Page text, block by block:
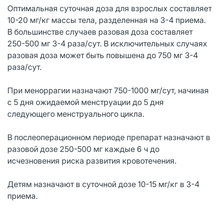
Оптимальная суточная доза для взрослых составляет
10-20 мг/кг массы тела, разделенная на 3-4 приема.
В большинстве случаев разовая доза составляет
250-500 мг 3-4 раза/сут. В исключительных случаях
разовая доза может быть повышена до 750 мг 3-4
раза/сут.
При меноррагии назначают 750-1000 мг/сут, начиная
с 5 дня ожидаемой менструации до 5 дня
следующего менструального цикла.
В послеоперационном периоде препарат назначают в
разовой дозе 250-500 мг каждые 6 ч до
исчезновения риска развития кровотечения.
Детям назначают в суточной дозе 10-15 мг/кг в 3-4
приема.